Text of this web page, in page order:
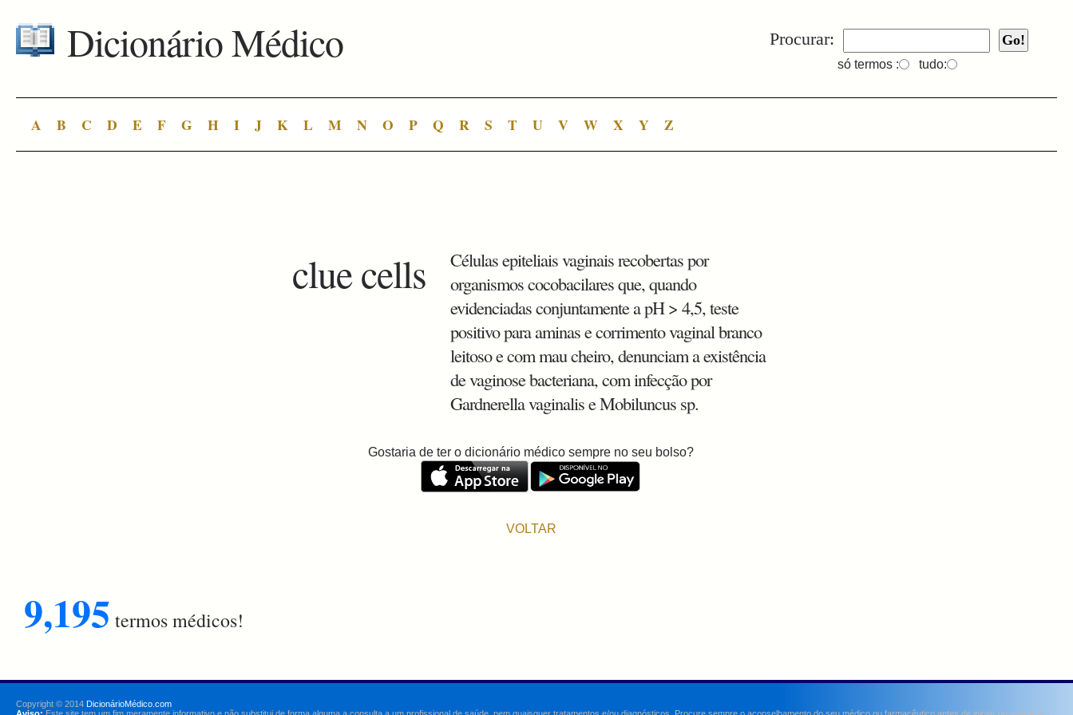
Procurar:
só termos : tudo:
Dicionário Médico
A B C D E F G H I J K L M N O P Q R S T U V W X Y Z
clue cells
Células epiteliais vaginais recobertas por
organismos cocobacilares que, quando
evidenciadas conjuntamente a pH > 4,5, teste
positivo para aminas e corrimento vaginal branco
leitoso e com mau cheiro, denunciam a existência
de vaginose bacteriana, com infecção por
Gardnerella vaginalis e Mobiluncus sp.
Gostaria de ter o dicionário médico sempre no seu bolso?
VOLTAR
9,195 termos médicos!
Copyright © 2014 DicionárioMédico.com